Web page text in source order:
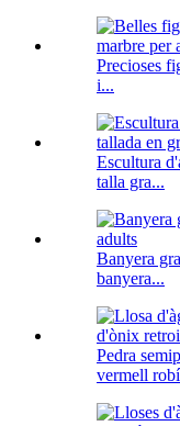
Precioses
i...
Escultura
talla gra...
Banyera
banyera...
Pedra
vermell